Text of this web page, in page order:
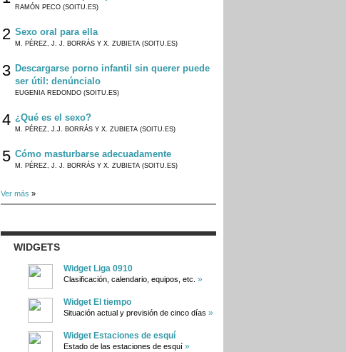
RAMÓN PECO (SOITU.ES)
2 Sexo oral para ella
M. PÉREZ, J. J. BORRÁS Y X. ZUBIETA (SOITU.ES)
3 Descargarse porno infantil sin querer puede
ser útil: denúncialo
EUGENIA REDONDO (SOITU.ES)
4 ¿Qué es el sexo?
M. PÉREZ, J.J. BORRÁS Y X. ZUBIETA (SOITU.ES)
5 Cómo masturbarse adecuadamente
M. PÉREZ, J. J. BORRÁS Y X. ZUBIETA (SOITU.ES)
Ver más »
WIDGETS
Widget Liga 0910
Clasificación, calendario, equipos, etc. »
Widget El tiempo
Situación actual y previsión de cinco días »
Widget Estaciones de esquí
Estado de las estaciones de esquí »